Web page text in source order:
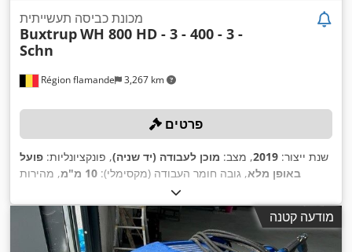
Région flamande 3,267 km
מכונת כביסה תעשייתית
BuxtrupWH 800 HD - 3 - 400 - 3 -
Schn
פרטים
שנת ייצור: 2019, מצב: מוכן לעבודה (יד שניה), פונקציונליות: פועל
באופן מלא, גובה חומר העבודה (מקסימלי): 10 מ"מ
, מהירות
מודעה קטנה